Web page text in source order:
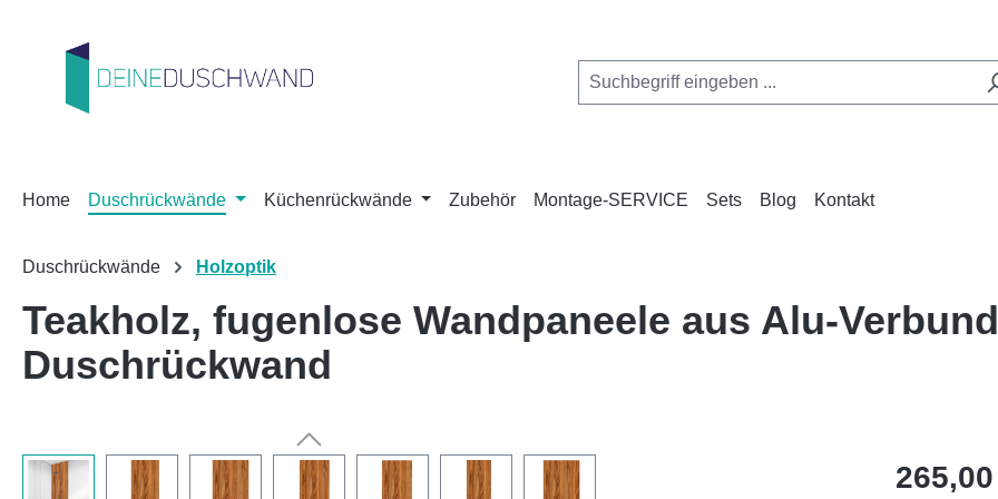
Home Duschrückwände Küchenrückwände Zubehör Montage-SERVICE Sets Blog Kontakt
Duschrückwände Holzoptik
Teakholz, fugenlose Wandpaneele aus Alu-
Duschrückwand
Regulärer